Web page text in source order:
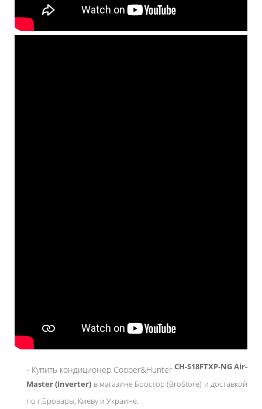
- Купить кондиционер Cooper&Hunter CH-S18F​TXP-NG Air-
Master (Inverter) в магазине Бростор (BroStore) и доставкой
по г.Бровары, Киеву и Украине.